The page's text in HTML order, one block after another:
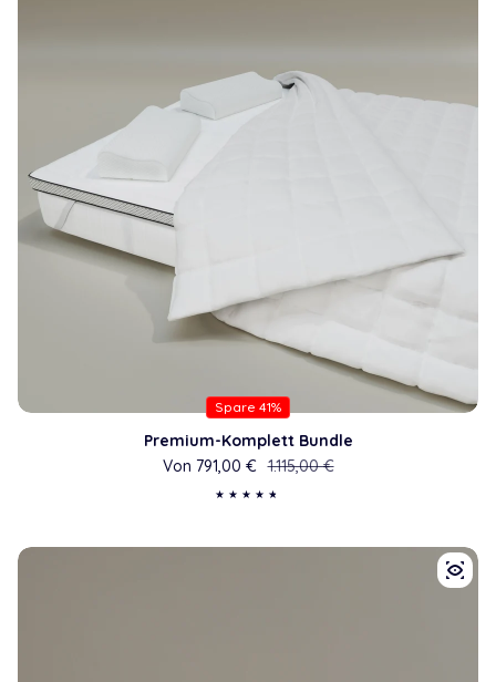
Spare 41%
Premium-Komplett Bundle
Verkaufspreis
Von 791,00 €Regulärer Preis
1.115,00 €